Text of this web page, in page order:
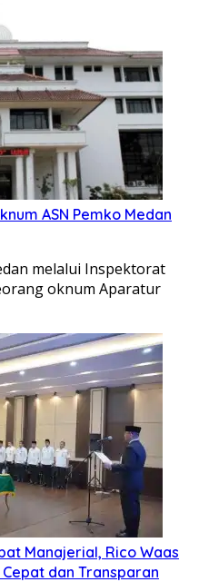
ASN Pemko Medan
melalui Inspektorat
oknum Aparatur
Manajerial, Rico Waas
dan Transparan